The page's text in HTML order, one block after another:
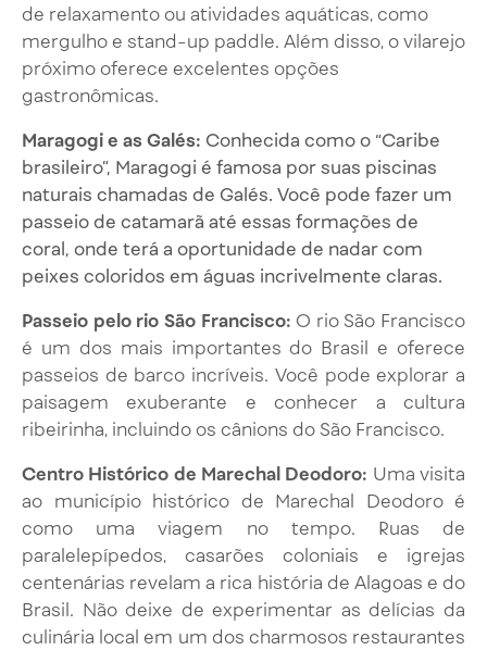
de relaxamento ou atividades aquáticas, como
mergulho e stand-up paddle. Além disso, o vilarejo
próximo oferece excelentes opções
gastronômicas.
Maragogi e as Galés: Conhecida como o “Caribe
brasileiro”, Maragogi é famosa por suas piscinas
naturais chamadas de Galés. Você pode fazer um
passeio de catamarã até essas formações de
coral, onde terá a oportunidade de nadar com
peixes coloridos em águas incrivelmente claras.
Passeio pelo rio São Francisco: O rio São Francisco
é um dos mais importantes do Brasil e oferece
passeios de barco incríveis. Você pode explorar a
paisagem exuberante e conhecer a cultura
ribeirinha, incluindo os cânions do São Francisco.
Centro Histórico de Marechal Deodoro: Uma visita
ao município histórico de Marechal Deodoro é
como uma viagem no tempo. Ruas de
paralelepípedos, casarões coloniais e igrejas
centenárias revelam a rica história de Alagoas e do
Brasil. Não deixe de experimentar as delícias da
culinária local em um dos charmosos restaurantes